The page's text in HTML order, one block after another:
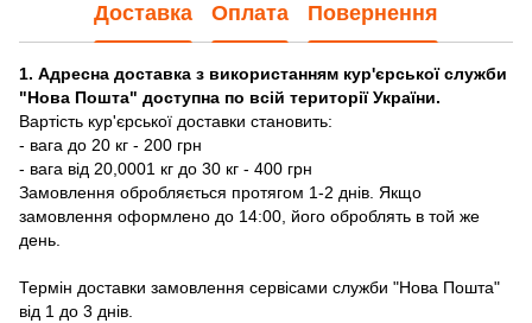
Доставка Оплата Повернення
1. Адресна доставка з використанням кур'єрської служби
"Нова Пошта" доступна по всій території України.
Вартість кур'єрської доставки становить:
- вага до 20 кг - 200 грн
- вага від 20,0001 кг до 30 кг - 400 грн
Замовлення обробляється протягом 1-2 днів. Якщо
замовлення оформлено до 14:00, його оброблять в той же
день.
Термін доставки замовлення сервісами служби "Нова Пошта"
від 1 до 3 днів.